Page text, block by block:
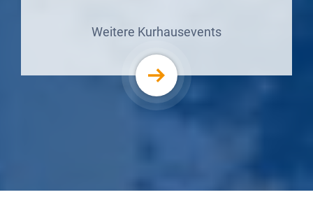
Weitere Kurhausevents